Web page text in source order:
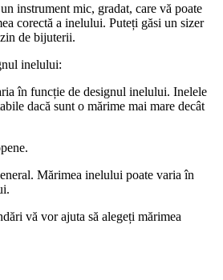
instrument mic, gradat, care vă poate
corectă a inelului. Puteți găsi un sizer
de bijuterii.
inelului:
în funcție de designul inelului. Inelele
dacă sunt o mărime mai mare decât
Mărimea inelului poate varia în
vă vor ajuta să alegeți mărimea